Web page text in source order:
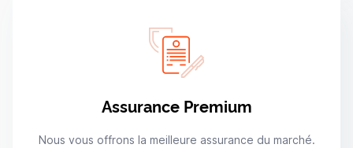
Assurance Premium
Nous vous offrons la meilleure assurance du marché.